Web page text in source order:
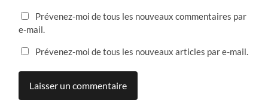
Prévenez-moi de tous les nouveaux commentaires par
e-mail.
Prévenez-moi de tous les nouveaux articles par e-mail.